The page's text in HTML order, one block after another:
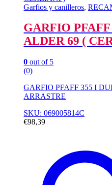
Garfios y canilleros,
GARFIO
ALDER 69 (
0 out of 5
(0)
GARFIO PFAFF 355 I
ARRASTRE
SKU: 069005814C
€98,39